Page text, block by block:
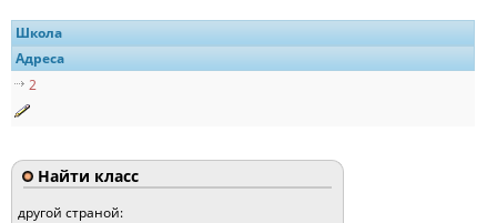
Школа
Адреса
2
Найти класс
другой страной: